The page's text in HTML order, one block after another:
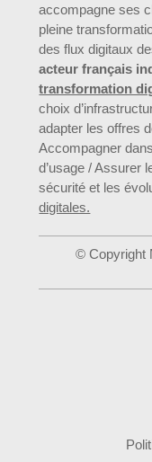
accompagne ses
pleine
des flux digitaux
acteur français
transformation
choix
adapter les offres
Accompagner
d’usage / Assurer
sécurité et les
digitales.
© Copyright